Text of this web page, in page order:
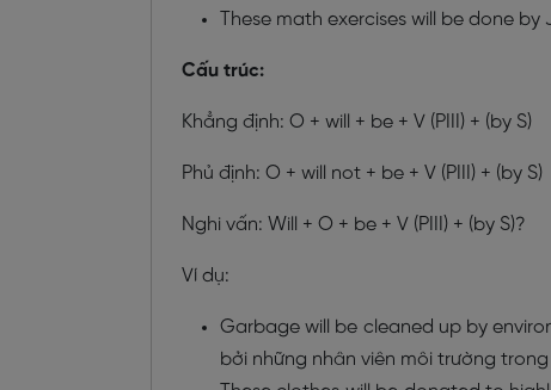
These math exercises will be done
Cấu trúc:
Khẳng định: O + will + be + V (PIII) + (by S)
Phủ định: O + will not + be + V (PIII) + (by S)
Nghi vấn: Will + O + be + V (PIII) + (by S)?
Ví dụ:
Garbage will be cleaned up by
bởi những nhân viên môi trường